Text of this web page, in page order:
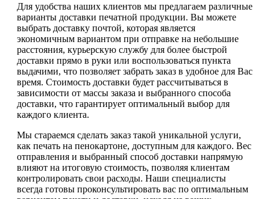
Для удобства наших клиентов мы предлагаем различные
варианты доставки печатной продукции. Вы можете
выбрать доставку почтой, которая является
экономичным вариантом при отправке на небольшие
расстояния, курьерскую службу для более быстрой
доставки прямо в руки или воспользоваться пункта
выдачими, что позволяет забрать заказ в удобное для Вас
время. Стоимость доставки будет рассчитываться в
зависимости от массы заказа и выбранного способа
доставки, что гарантирует оптимальный выбор для
каждого клиента.
Мы стараемся сделать заказ такой уникальной услуги,
как печать на пенокартоне, доступным для каждого. Вес
отправления и выбранный способ доставки напрямую
влияют на итоговую стоимость, позволяя клиентам
контролировать свои расходы. Наши специалисты
всегда готовы проконсультировать вас по оптимальным